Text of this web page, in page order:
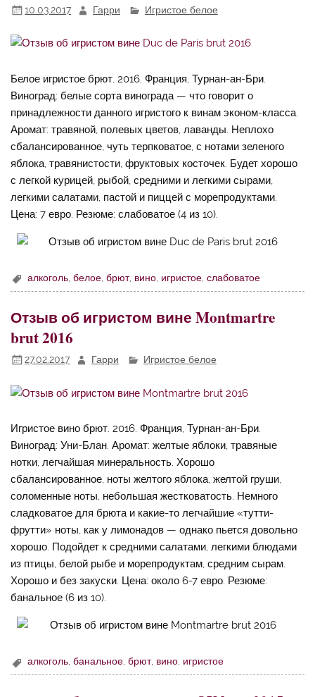
10.03.2017 Гарри Игристое белое
Белое игристое брют. 2016. Франция, Турнан-ан-Бри.
Виноград: белые сорта винограда — что говорит о
принадлежности данного игристого к винам эконом-класса.
Аромат: травяной, полевых цветов, лаванды. Неплохо
сбалансированное, чуть терпковатое, с нотами зеленого
яблока, травянистости, фруктовых косточек. Будет хорошо
с легкой курицей, рыбой, средними и легкими сырами,
легкими салатами, пастой и пиццей с морепродуктами.
Цена: 7 евро. Резюме: слабоватое (4 из 10).
алкоголь ,белое ,брют, вино игристое ,слабоватое
Отзыв об игристом вине Montmartre
brut 2016
27.02.2017 Гарри Игристое белое
Игристое вино брют. 2016. Франция, Турнан-ан-Бри.
Виноград: Уни-Блан. Аромат: желтые яблоки, травяные
нотки, легчайшая минеральность. Хорошо
сбалансированное, ноты желтого яблока, желтой груши,
соломенные ноты, небольшая жестковатость. Немного
сладковатое для брюта и какие-то легчайшие «тутти-
фрутти» ноты, как у лимонадов — однако пьется довольно
хорошо. Подойдет к средними салатами, легкими блюдами
из птицы, белой рыбе и морепродуктам, средним сырам.
Хорошо и без закуски. Цена: около 6-7 евро. Резюме:
банальное (6 из 10).
алкоголь,банальное,брют, вино, игристое